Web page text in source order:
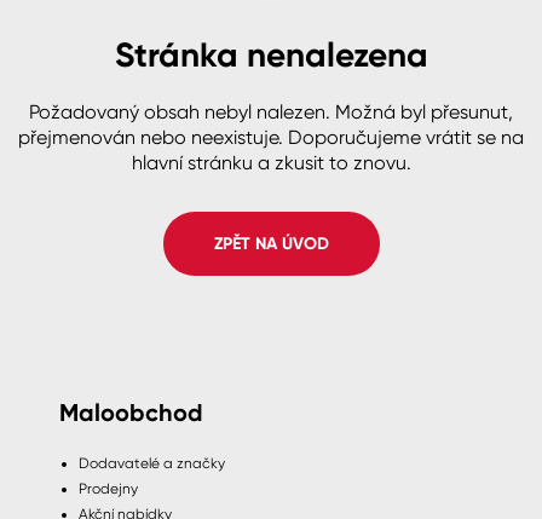
B2B +420 800 145 555Po – Pá: 8:00–15:00
Česko
Slovensko Polsko Worldwide
Plast, sklo, keramika
Stěny
Fasády
Spreje
Stránka nenalezena
Požadovaný obsah nebyl nalezen. Možná byl přesunut,
přejmenován nebo neexistuje. Doporučujeme vrátit se na
hlavní stránku a zkusit to znovu.
ZPĚT NA ÚVOD
Maloobchod
Dodavatelé a značky
Prodejny
Akční nabídky